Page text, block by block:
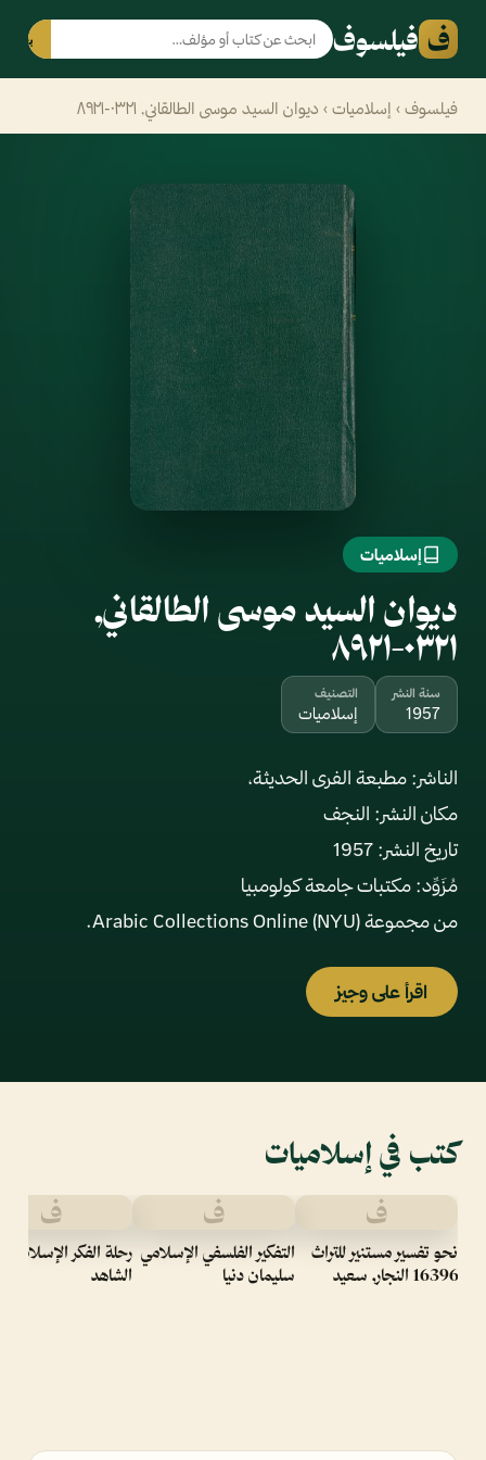
ف فيلسوف بحث
فيلسوف › إسلاميات › ديوان السيد موسى الطالقاني, ٠٣٢١-٨٩٢١
إسلاميات
ديوان السيد موسى الطالقاني,
٠٣٢١-٨٩٢١
سنة النشر
1957
التصنيف
إسلاميات
من مجموعة Arabic Collections Online (NYU).
اقرأ على وجيز
كتب في إسلاميات
ف
نحو تفسير مستنير للتراث
16396 النجار, سعيد
ف
التفكير الفلسفي الإسلامي
سليمان دنيا
ف
رحلة الفكر
الشاهد